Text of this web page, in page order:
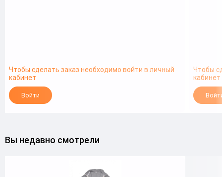
Чтобы сделать заказ необходимо войти в личный
кабинет
Войти
Чтобы
кабинет
Вы недавно смотрели